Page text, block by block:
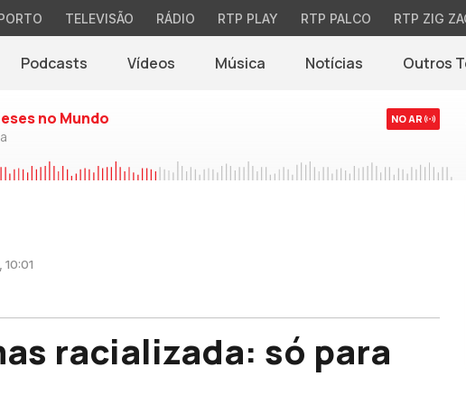
TELEVISÃO RÁDIO RTP PLAY RTP PALCO RTP ZIG
Podcasts Vídeos Música Notícias(abre em nova
Outros
no Mundo NO AR
racializada: só para